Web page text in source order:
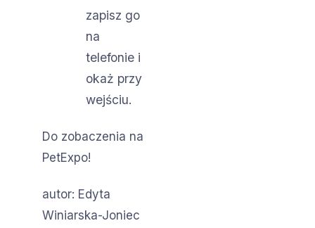
zapisz go
na
telefonie i
okaż przy
wejściu.
Do zobaczenia na
PetExpo!
autor: Edyta
Winiarska-Joniec